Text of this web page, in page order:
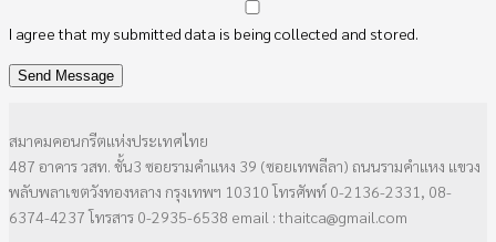
I agree that my submitted data is being collected and stored.
สมาคมคอนกรีตแห่งประเทศไทย
487 อาคาร วสท. ชั้น3 ซอยรามคำแหง 39 (ซอยเทพลีลา) ถนนรามคำแหง แขวง
พลับพลาเขตวังทองหลาง กรุงเทพฯ 10310 โทรศัพท์ 0-2136-2331, 08-
6374-4237 โทรสาร 0-2935-6538 email : thaitca@gmail.com